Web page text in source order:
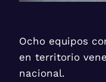
Ocho equipos
en territorio
nacional.